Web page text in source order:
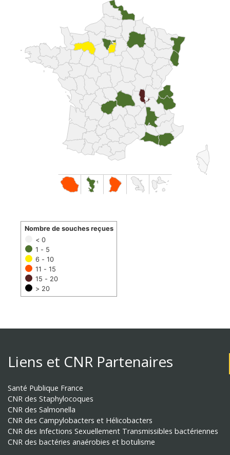
< 0
1 - 5
6 - 10
11 - 15
15 - 20
> 20
Nombre de souches reçues
Liens et CNR Partenaires
Santé Publique France
CNR des Staphylocoques
CNR des Salmonella
CNR des Campylobacters et Hélicobacters
CNR des Infections Sexuellement Transmissibles bactériennes
CNR des bactéries anaérobies et botulisme